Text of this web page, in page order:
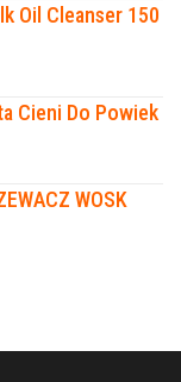
Oil Cleanser 150
Cieni Do Powiek
WOSK